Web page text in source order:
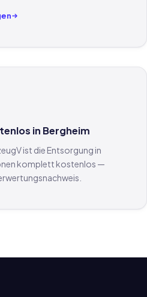
in Bergheim
ist die Entsorgung in
komplett kostenlos —